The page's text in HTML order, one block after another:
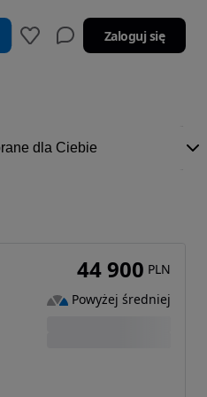
Zaloguj się
44 900 PLN
Powyżej średniej